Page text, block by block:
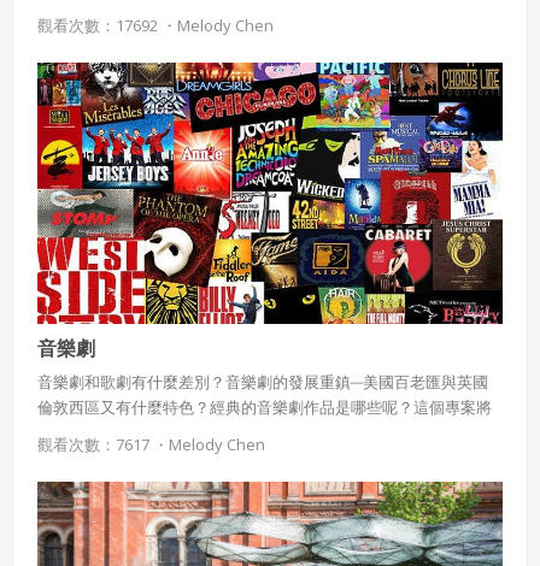
觀看次數：17692 ・ Melody Chen
音樂劇
音樂劇和歌劇有什麼差別？音樂劇的發展重鎮─美國百老匯與英國
倫敦西區又有什麼特色？經典的音樂劇作品是哪些呢？這個專案將
一一為你介紹。
觀看次數：7617 ・ Melody Chen